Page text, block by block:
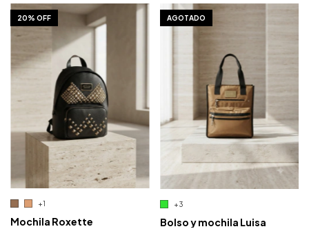
1/10
20% OFF
+1
Mochila Roxette
1/10
AGOTADO
+3
Bolso y mochila Luisa